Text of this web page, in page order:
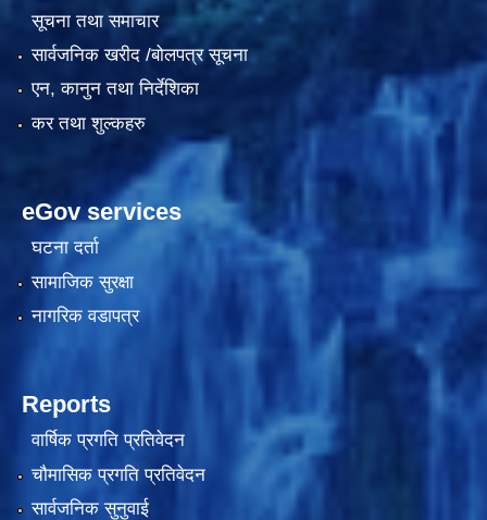
सूचना तथा समाचार
सार्वजनिक खरीद /बोलपत्र सूचना
एन, कानुन तथा निर्देशिका
कर तथा शुल्कहरु
eGov services
घटना दर्ता
सामाजिक सुरक्षा
नागरिक वडापत्र
Reports
वार्षिक प्रगति प्रतिवेदन
चौमासिक प्रगति प्रतिवेदन
सार्वजनिक सुनुवाई